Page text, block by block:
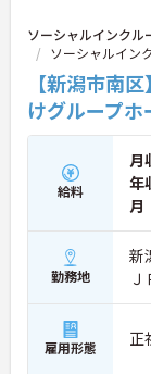
られます。介
効活用したい方
詳細等をお伝え
ください。
ソーシャルインクル
ソーシャルイン
【新潟市南
けグループ
給料
月
年
月
勤務地
新
雇用形態 正